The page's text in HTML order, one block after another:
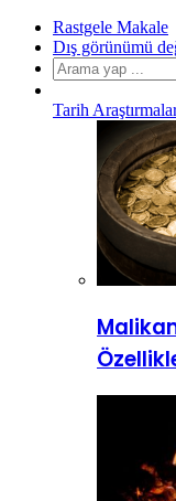
Rastgele Makale
Dış görünümü
Tarih